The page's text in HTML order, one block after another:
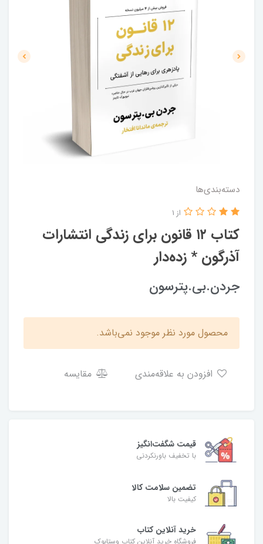
دسته‌بندی‌ها
کتاب ۱۲ قانون برای زندگی انتشارات
آذرگون * زده‌دار
از 1
جردن.بی.پترسون
محصول مورد نظر موجود نمی‌باشد.
مقایسه
قیمت شگفت‌انگیز
با تخفیف باورنکردنی
تضمین سلامت کالا
کیفیت بالا
خرید آنلاین کتاب
فروشگاه خرید آنلاین کتاب وستابوک